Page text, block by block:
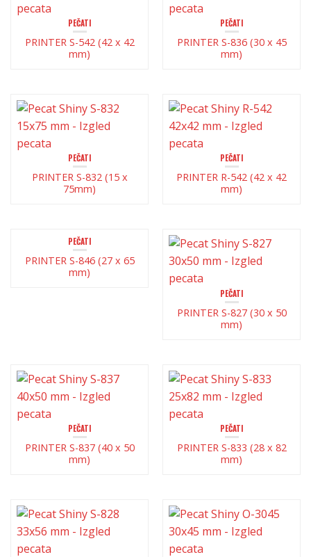
PEČATI
PRINTER S-542 (42 x 42
mm)
PEČATI
PRINTER S-836 (30 x 45
mm)
PEČATI
PRINTER S-832 (15 x
75mm)
PEČATI
PRINTER R-542 (42 x 42
mm)
PEČATI
PRINTER S-846 (27 x 65
mm)
PEČATI
PRINTER S-827 (30 x 50
mm)
PEČATI
PRINTER S-837 (40 x 50
mm)
PEČATI
PRINTER S-833 (28 x 82
mm)